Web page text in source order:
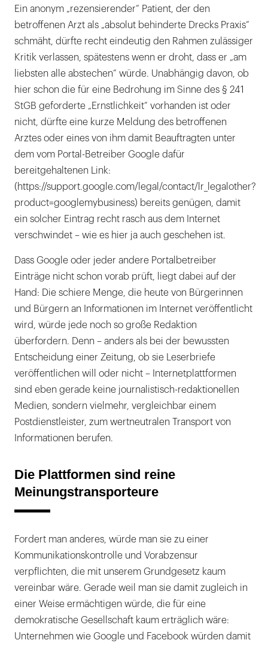
Ein anonym „rezensierender“ Patient, der den
betroffenen Arzt als „absolut behinderte Drecks Praxis“
schmäht, dürfte recht eindeutig den Rahmen zulässiger
Kritik verlassen, spätestens wenn er droht, dass er „am
liebsten alle abstechen“ würde. Unabhängig davon, ob
hier schon die für eine Bedrohung im Sinne des § 241
StGB geforderte „Ernstlichkeit“ vorhanden ist oder
nicht, dürfte eine kurze Meldung des betroffenen
Arztes oder eines von ihm damit Beauftragten unter
dem vom Portal-Betreiber Google dafür
bereitgehaltenen Link:
(https://support.google.com/legal/contact/lr_legalother?
product=googlemybusiness) bereits genügen, damit
ein solcher Eintrag recht rasch aus dem Internet
verschwindet – wie es hier ja auch geschehen ist.
Dass Google oder jeder andere Portalbetreiber
Einträge nicht schon vorab prüft, liegt dabei auf der
Hand: Die schiere Menge, die heute von Bürgerinnen
und Bürgern an Informationen im Internet veröffentlicht
wird, würde jede noch so große Redaktion
überfordern. Denn – anders als bei der bewussten
Entscheidung einer Zeitung, ob sie Leserbriefe
veröffentlichen will oder nicht – Internetplattformen
sind eben gerade keine journalistisch-redaktionellen
Medien, sondern vielmehr, vergleichbar einem
Postdienstleister, zum wertneutralen Transport von
Informationen berufen.
Die Plattformen sind reine
Meinungstransporteure
Fordert man anderes, würde man sie zu einer
Kommunikationskontrolle und Vorabzensur
verpflichten, die mit unserem Grundgesetz kaum
vereinbar wäre. Gerade weil man sie damit zugleich in
einer Weise ermächtigen würde, die für eine
demokratische Gesellschaft kaum erträglich wäre:
Unternehmen wie Google und Facebook würden damit